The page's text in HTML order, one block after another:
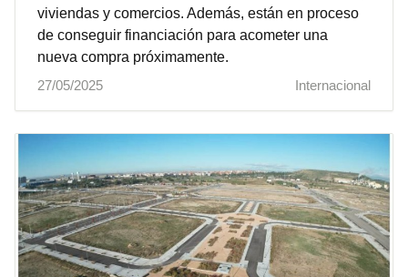
viviendas y comercios. Además, están en proceso
de conseguir financiación para acometer una
nueva compra próximamente.
27/05/2025
Internacional